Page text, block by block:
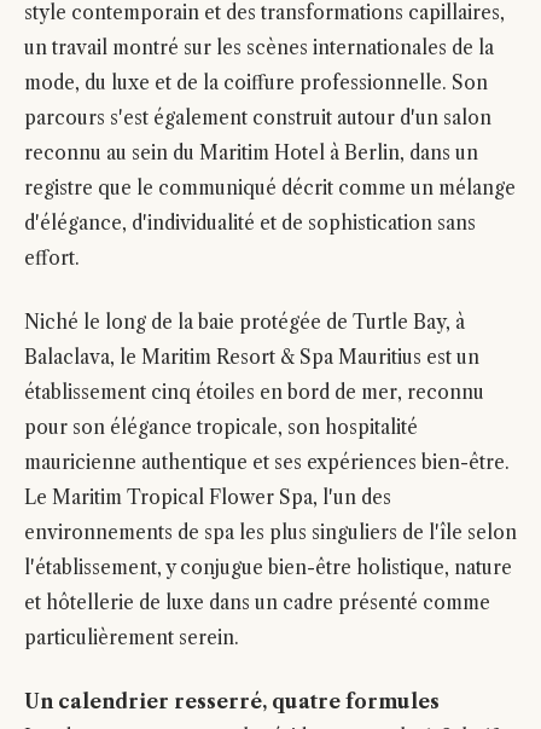
style contemporain et des transformations capillaires,
un travail montré sur les scènes internationales de la
mode, du luxe et de la coiffure professionnelle. Son
parcours s'est également construit autour d'un salon
reconnu au sein du Maritim Hotel à Berlin, dans un
registre que le communiqué décrit comme un mélange
d'élégance, d'individualité et de sophistication sans
effort.
Niché le long de la baie protégée de Turtle Bay, à
Balaclava, le Maritim Resort & Spa Mauritius est un
établissement cinq étoiles en bord de mer, reconnu
pour son élégance tropicale, son hospitalité
mauricienne authentique et ses expériences bien-être.
Le Maritim Tropical Flower Spa, l'un des
environnements de spa les plus singuliers de l'île selon
l'établissement, y conjugue bien-être holistique, nature
et hôtellerie de luxe dans un cadre présenté comme
particulièrement serein.
Un calendrier resserré, quatre formules